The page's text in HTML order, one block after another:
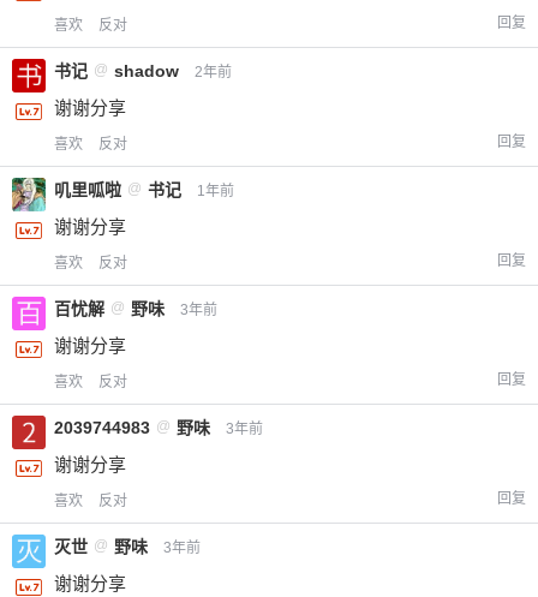
喜欢 反对 回复
书记 @ shadow 2年前
谢谢分享
喜欢 反对 回复
叽里呱啦 @ 书记 1年前
谢谢分享
喜欢 反对 回复
百忧解 @ 野味 3年前
谢谢分享
喜欢 反对 回复
2039744983 @ 野味 3年前
谢谢分享
喜欢 反对 回复
灭世 @ 野味 3年前
谢谢分享
限。
忘记密码？